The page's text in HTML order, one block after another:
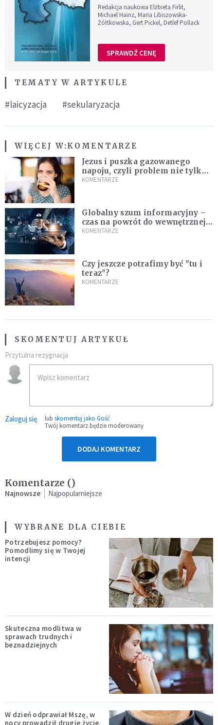
Redakcja naukowa Elżbieta Firlit,
Michael Hainz, Maria Libiszowska-
Żółtkowska, Gert Pickel, Detlef Pollack
SPRAWDŹ CENĘ
TEMATY W ARTYKULE
#laicyzacja #sekularyzacja
WIĘCEJ W:KOMENTARZE
Jezus i puszka gazowanego
napoju, czyli problem nie tylko
techniczny
KOMENTARZE
Globalny szum informacyjny –
czas na powrót do wewnętrznej
prawdy
KOMENTARZE
Czy jeszcze potrafimy być "tu i
teraz"?
KOMENTARZE
SKOMENTUJ ARTYKUŁ
Przytulna rezygnacja
Zaloguj się lub skomentuj jako Gość
Twój komentarz będzie moderowany
DODAJ KOMENTARZ
Komentarze ()
Najnowsze Najpopularniejsze
WYBRANE DLA CIEBIE
Potrzebujesz pomocy?
Pomodlimy się w Twojej
intencji
Skuteczna modlitwa w
sprawach trudnych i
beznadziejnych
W dzień odprawiał Mszę, w
nocy prowadził drugie życie.